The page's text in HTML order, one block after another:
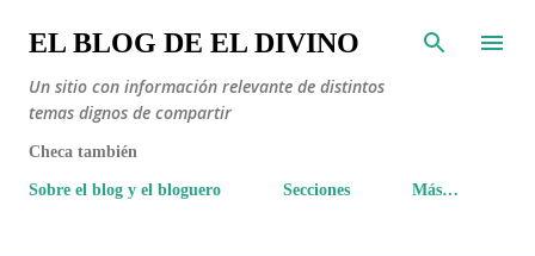
Ir al contenido principal
EL BLOG DE EL DIVINO
Un sitio con información relevante de distintos
temas dignos de compartir
Checa también
Sobre el blog y el bloguero Secciones Más…